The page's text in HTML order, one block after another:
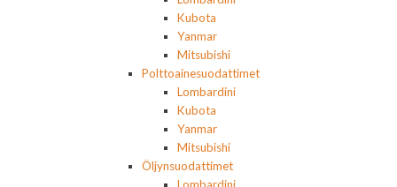
Kubota
Yanmar
Mitsubishi
Polttoainesuodattimet
Lombardini
Kubota
Yanmar
Mitsubishi
Öljynsuodattimet